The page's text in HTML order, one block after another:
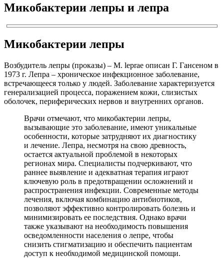
Микобактерии лепры и лепра
Микобактерии лепры
Возбудитель лепры (проказы) – М. leprae описан Г. Гансеном в
1973 г. Лепра – хроническое инфекционное заболевание,
встречающееся только у людей. Заболевание характеризуется
генерализацией процесса, поражением кожи, слизистых
оболочек, периферических нервов и внутренних органов.
Врачи отмечают, что микобактерии лепры,
вызывающие это заболевание, имеют уникальные
особенности, которые затрудняют их диагностику
и лечение. Лепра, несмотря на свою древность,
остается актуальной проблемой в некоторых
регионах мира. Специалисты подчеркивают, что
раннее выявление и адекватная терапия играют
ключевую роль в предотвращении осложнений и
распространения инфекции. Современные методы
лечения, включая комбинацию антибиотиков,
позволяют эффективно контролировать болезнь и
минимизировать ее последствия. Однако врачи
также указывают на необходимость повышения
осведомленности населения о лепре, чтобы
снизить стигматизацию и обеспечить пациентам
доступ к необходимой медицинской помощи.